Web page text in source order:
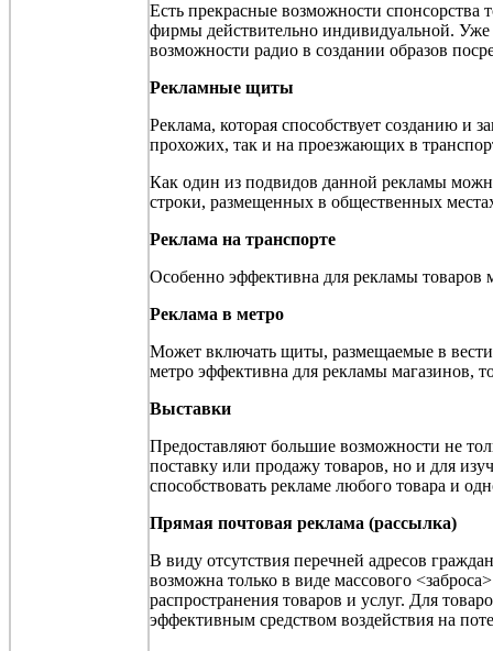
Есть прекрасные возможности спонсорства
фирмы действительно индивидуальной.
возможности радио в создании образов
Рекламные щиты
Реклама, которая способствует созданию
прохожих, так и на проезжающих в
Как один из подвидов данной рекламы
строки, размещенных в общественных
Реклама на транспорте
Особенно эффективна для рекламы товаров
Реклама в метро
Может включать щиты, размещаемые в
метро эффективна для рекламы магазинов,
Выставки
Предоставляют большие возможности не
поставку или продажу товаров, но и для
способствовать рекламе любого товара и
Прямая почтовая реклама (рассылка)
В виду отсутствия перечней адресов
возможна только в виде массового
распространения товаров и услуг. Для
эффективным средством воздействия на